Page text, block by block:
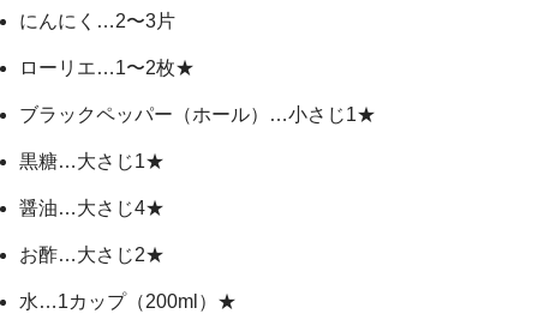
にんにく…2〜3片
ローリエ…1〜2枚★
ブラックペッパー（ホール）…小さじ1★
黒糖…大さじ1★
醤油…大さじ4★
お酢…大さじ2★
水…1カップ（200ml）★